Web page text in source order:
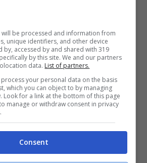
di arginare, con aiuti
in difficoltà.
scommettono sulla
le azioni di salvataggio dei
come esito quello di
a fuggire dalla qualità
titoli a più alto rischio e
be processed and information from
unique identifiers, and other device
by, accessed by and shared with 319
by this site. We and our partners
data. List of partners.
your personal data on the basis
which you can object to by managing
Look for a link at the bottom of this page
manage or withdraw consent in privacy
Consent